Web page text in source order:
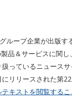
ループ企業が出版す
品＆サービスに関し、
っているニュースサ
リリースされた第
キストを閲覧するこ